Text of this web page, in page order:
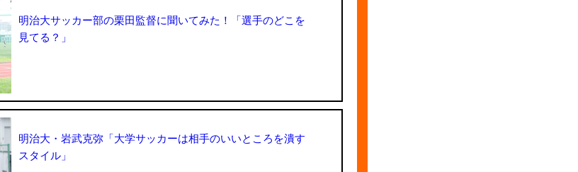
明治大サッカー部の栗田監督に聞いてみた！「選手のどこを
見てる？」
明治大・岩武克弥「大学サッカーは相手のいいところを潰す
スタイル」